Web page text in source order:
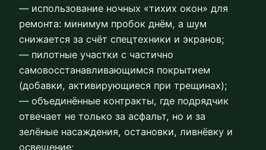
— использование ночных «тихих окон» для
ремонта: минимум пробок днём, а шум
снижается за счёт спецтехники и экранов;
— пилотные участки с частично
самовосстанавливающимся покрытием
(добавки, активирующиеся при трещинах);
— объединённые контракты, где подрядчик
отвечает не только за асфальт, но и за
зелёные насаждения, остановки, ливнёвку и
освещение;